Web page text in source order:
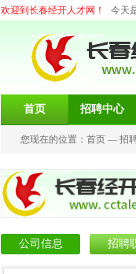
欢迎到长春经开人才网！ 今天
首页 招聘中心
您现在的位置： 首页 — 招
公司信息 招聘